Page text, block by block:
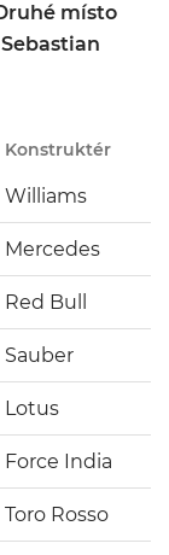
místo
Konstruktér
Williams
Mercedes
Red Bull
Sauber
Lotus
Force India
Toro Rosso